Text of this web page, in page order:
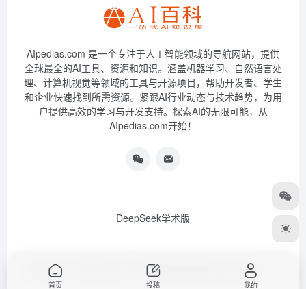
AIpedias.com 是一个专注于人工智能领域的导航网站，提供
全球最全的AI工具、资源和知识。涵盖机器学习、自然语言处
理、计算机视觉等领域的工具与开源项目，帮助开发者、学生
和企业快速找到所需资源。紧跟AI行业动态与技术趋势，为用
户提供高效的学习与开发支持。探索AI的无限可能，从
AIpedias.com开始！
DeepSeek学术版
Copyright © 2026 AIPedias｜AI导航网 浙ICP备2023026385号-3
首页 投稿 我的